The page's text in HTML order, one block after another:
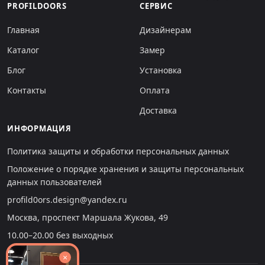
PROFILDOORS
Главная
Каталог
Блог
Контакты
СЕРВИС
Дизайнерам
Замер
Установка
Оплата
Доставка
ИНФОРМАЦИЯ
Политика защиты и обработки персональных данных
Положение о порядке хранения и защиты персональных
данных пользователей
profild0ors.design@yandex.ru
Москва, проспект Маршала Жукова, 49
10.00–20.00 без выходных
×